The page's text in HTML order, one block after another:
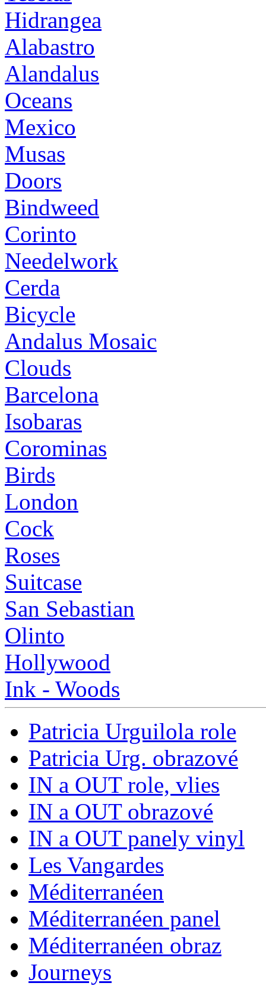
Hidrangea
Alabastro
Alandalus
Oceans
Mexico
Musas
Doors
Bindweed
Corinto
Needelwork
Cerda
Bicycle
Andalus Mosaic
Clouds
Barcelona
Isobaras
Corominas
Birds
London
Cock
Roses
Suitcase
San Sebastian
Olinto
Hollywood
Ink - Woods
Patricia Urguilola role
Patricia Urg. obrazové
IN a OUT role, vlies
IN a OUT obrazové
IN a OUT panely vinyl
Les Vangardes
Méditerranéen
Méditerranéen panel
Méditerranéen obraz
Journeys